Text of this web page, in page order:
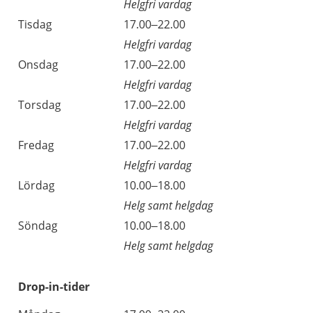
Helgfri vardag
Tisdag
17.00–22.00
Helgfri vardag
Onsdag
17.00–22.00
Helgfri vardag
Torsdag
17.00–22.00
Helgfri vardag
Fredag
17.00–22.00
Helgfri vardag
Lördag
10.00–18.00
Helg samt helgdag
Söndag
10.00–18.00
Helg samt helgdag
Drop-in-tider